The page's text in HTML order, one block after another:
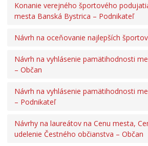
Konanie verejného športového
mesta Banská Bystrica – Podnikateľ
Návrh na oceňovanie najlepších
Návrh na vyhlásenie pamätihodnosti
– Občan
Návrh na vyhlásenie pamätihodnosti
– Podnikateľ
Návrhy na laureátov na Cenu mesta,
udelenie Čestného občianstva – Občan